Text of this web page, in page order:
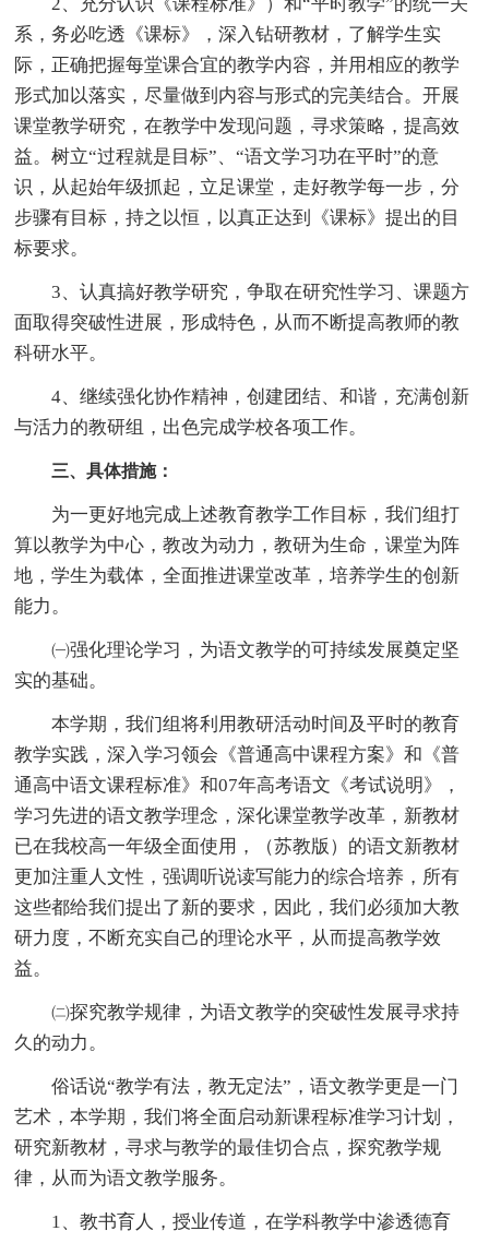
系，务必吃透《课标》，深入钻研教材，了解学生实
际，正确把握每堂课合宜的教学内容，并用相应的教学
形式加以落实，尽量做到内容与形式的完美结合。开展
课堂教学研究，在教学中发现问题，寻求策略，提高效
益。树立“过程就是目标”、“语文学习功在平时”的意
识，从起始年级抓起，立足课堂，走好教学每一步，分
步骤有目标，持之以恒，以真正达到《课标》提出的目
标要求。
3、认真搞好教学研究，争取在研究性学习、课题方
面取得突破性进展，形成特色，从而不断提高教师的教
科研水平。
4、继续强化协作精神，创建团结、和谐，充满创新
与活力的教研组，出色完成学校各项工作。
三、具体措施：
为一更好地完成上述教育教学工作目标，我们组打
算以教学为中心，教改为动力，教研为生命，课堂为阵
地，学生为载体，全面推进课堂改革，培养学生的创新
能力。
㈠强化理论学习，为语文教学的可持续发展奠定坚
实的基础。
本学期，我们组将利用教研活动时间及平时的教育
教学实践，深入学习领会《普通高中课程方案》和《普
通高中语文课程标准》和07年高考语文《考试说明》，
学习先进的语文教学理念，深化课堂教学改革，新教材
已在我校高一年级全面使用，（苏教版）的语文新教材
更加注重人文性，强调听说读写能力的综合培养，所有
这些都给我们提出了新的要求，因此，我们必须加大教
研力度，不断充实自己的理论水平，从而提高教学效
益。
㈡探究教学规律，为语文教学的突破性发展寻求持
久的动力。
俗话说“教学有法，教无定法”，语文教学更是一门
艺术，本学期，我们将全面启动新课程标准学习计划，
研究新教材，寻求与教学的最佳切合点，探究教学规
律，从而为语文教学服务。
1、教书育人，授业传道，在学科教学中渗透德育